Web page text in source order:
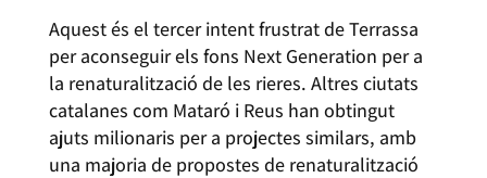
Aquest és el tercer intent frustrat de Terrassa
per aconseguir els fons Next Generation per a
la renaturalització de les rieres. Altres ciutats
catalanes com Mataró i Reus han obtingut
ajuts milionaris per a projectes similars, amb
una majoria de propostes de renaturalització